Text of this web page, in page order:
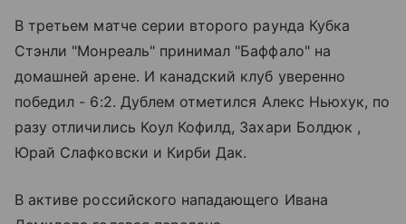
В третьем матче серии второго раунда Кубка
Стэнли "Монреаль" принимал "Баффало" на
домашней арене. И канадский клуб уверенно
победил - 6:2. Дублем отметился Алекс Ньюхук, по
разу отличились Коул Кофилд, Захари Болдюк ,
Юрай Слафковски и Кирби Дак.
В активе российского нападающего Ивана